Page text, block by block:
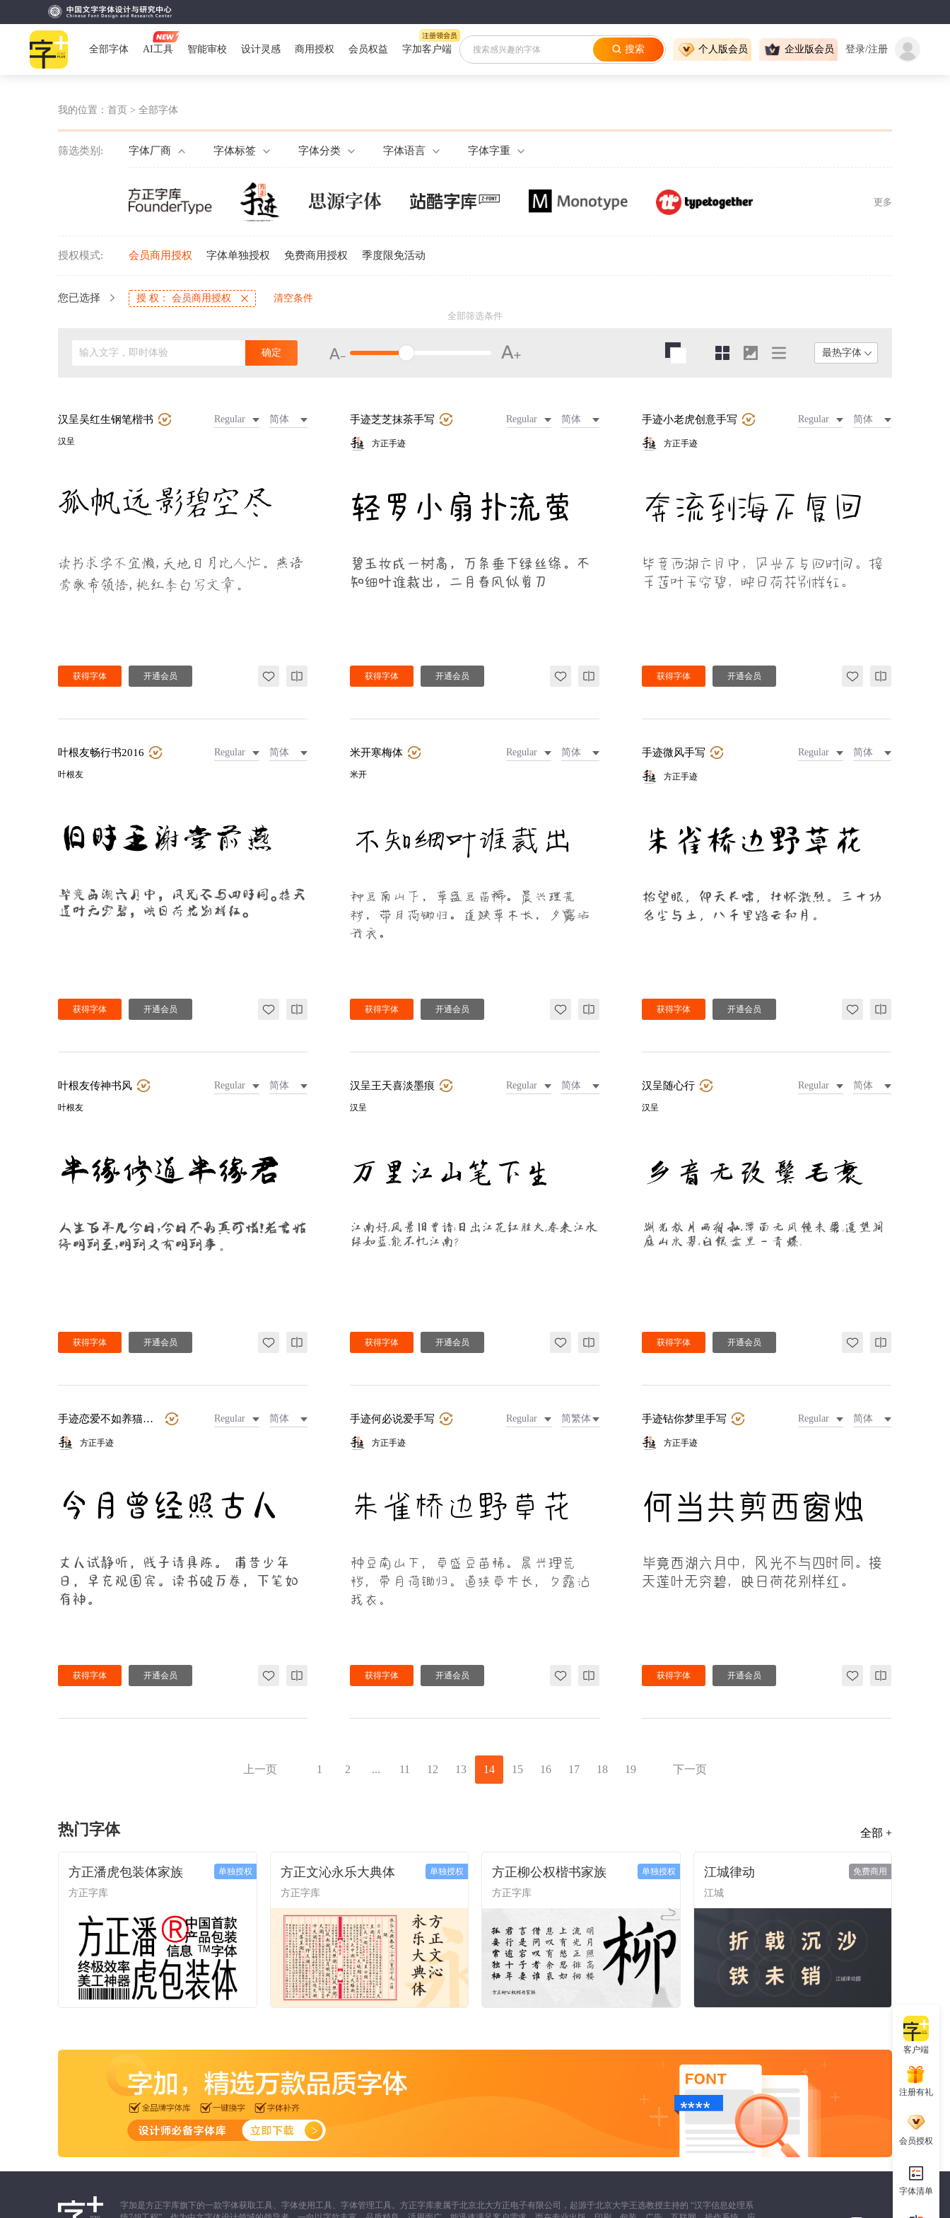
全部字体 AI工具 智能审校 设计灵感 商用授权 会员权益 字加客户端 登录/注册
企业版会员
个人版会员
搜索
我的位置： 首页 > 全部字体
筛选类别: 字体厂商 字体标签 字体分类 字体语言 字体字重
更多
授权模式: 会员商用授权 字体单独授权 免费商用授权 季度限免活动
您已选择 授 权： 会员商用授权
清空条件
全部筛选条件
输入文字，即时体验 确定
汉呈吴红生钢笔楷书 简体
Regular
汉呈
孤帆远影碧空尽
读书求学不宜懒，天地日月比人忙。燕语
莺歌希领悟，桃红李白写文章。
获得字体 开通会员
手迹芝芝抹茶手写 简体
Regular
方正手迹
轻罗小扇扑流萤
碧玉妆成一树高，万条垂下绿丝绦。不
知细叶谁裁出，二月春风似剪刀
获得字体 开通会员
手迹小老虎创意手写 简体
Regular
方正手迹
奔流到海不复回
毕竟西湖六月中，风光不与四时同。接
天莲叶无穷碧，映日荷花别样红。
获得字体 开通会员
叶根友畅行书2016 简体
Regular
叶根友
旧时王谢堂前燕
毕竟西湖六月中，风光不与四时同。接天
莲叶无穷碧，映日荷花别样红。
获得字体 开通会员
米开寒梅体 简体
Regular
米开
不知细叶谁裁出
种豆南山下，草盛豆苗稀。晨兴理荒
秽，带月荷锄归。道狭草木长，夕露沾
我衣。
获得字体 开通会员
手迹微风手写 简体
Regular
方正手迹
朱雀桥边野草花
抬望眼，仰天长啸，壮怀激烈。三十功
名尘与土，八千里路云和月。
获得字体 开通会员
叶根友传神书风 简体
Regular
叶根友
半缘修道半缘君
人生百年几今日，今日不为真可惜！若言姑
待明朝至，明朝又有明朝事。
获得字体 开通会员
汉呈王天喜淡墨痕 简体
Regular
汉呈
万里江山笔下生
江南好，风景旧曾谙；日出江花红胜火，春来江水
绿如蓝。能不忆江南？
获得字体 开通会员
汉呈随心行 简体
Regular
汉呈
乡音无改鬓毛衰
湖光秋月两相和，潭面无风镜未磨。遥望洞
庭山水翠，白银盘里一青螺。
获得字体 开通会员
手迹恋爱不如养猫手写 简体
Regular
方正手迹
今月曾经照古人
丈人试静听，贱子请具陈。 甫昔少年
日，早充观国宾。读书破万卷，下笔如
有神。
获得字体 开通会员
手迹何必说爱手写 简繁体
Regular
方正手迹
朱雀桥边野草花
种豆南山下，草盛豆苗稀。晨兴理荒
秽，带月荷锄归。道狭草木长，夕露沾
我衣。
获得字体 开通会员
手迹钻你梦里手写 简体
Regular
方正手迹
何当共剪西窗烛
毕竟西湖六月中，风光不与四时同。接
天莲叶无穷碧，映日荷花别样红。
获得字体 开通会员
上一页 1 2 ... 11 12 13 14 15 16 17 18 19 下一页
热门字体 全部 +
方正潘虎包装体家族
方正字库
单独授权 方正文沁永乐大典体
方正字库
单独授权 方正柳公权楷书家族
方正字库
单独授权 江城律动
江城
免费商用
字加是方正字库旗下的一款字体获取工具、字体使用工具、字体管理工具。方正字库隶属于北京北大方正电子有限公司，起源于北京大学王选教授主持的 “汉字信息处理系
客户端
注册有礼
会员授权
字体清单